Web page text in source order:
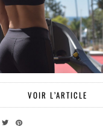
VOIR L’ARTICLE